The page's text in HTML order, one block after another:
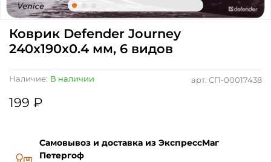
арт. СП-00017438
Наличие: В наличии
Коврик Defender Journey
240x190x0.4 мм, 6 видов
199 ₽
Самовывоз и доставка из ЭкспрессМаг
Петергоф